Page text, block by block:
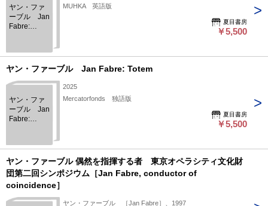
ヤン・ファ
ーブル Jan
Fabre:
MUHKA 英語版
夏目書房
￥5,500
ヤン・ファーブル Jan Fabre: Totem
ヤン・ファ
ーブル Jan
Fabre:
2025
Mercatorfonds 独語版
夏目書房
￥5,500
ヤン・ファーブル 偶然を指揮する者 東京オペラシティ文化財
団第二回シンポジウム［Jan Fabre, conductor of
coincidence］
ヤン・ファーブル ［Jan Fabre］、1997